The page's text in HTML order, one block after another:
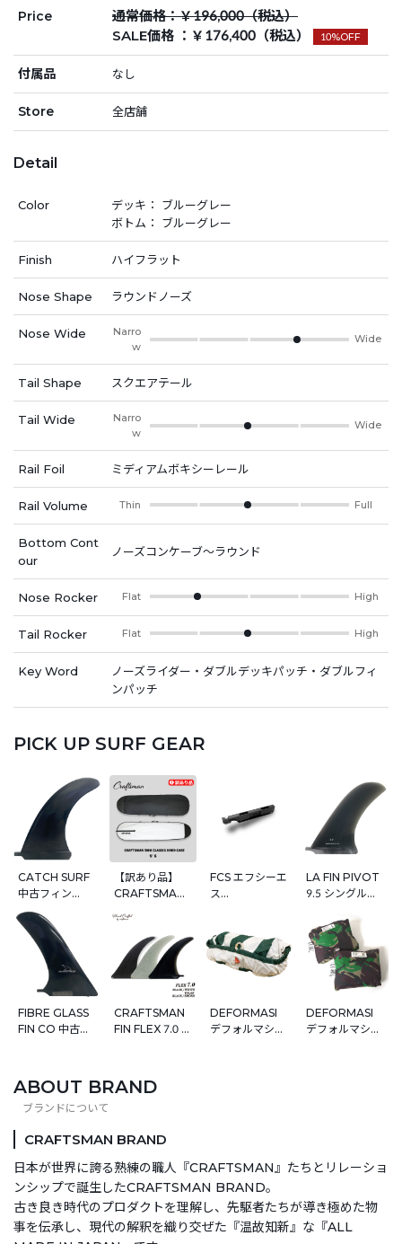
Price
通常価格：￥196,000（税込）
SALE価格 ：￥176,400（税込）
10%OFF
付属品 なし
Store 全店舗
Detail
Color
デッキ： ブルーグレー
ボトム： ブルーグレー
Finish ハイフラット
Nose Shape ラウンドノーズ
Nose Wide
Narro
w
Wide
Tail Shape スクエアテール
Tail Wide
Narro
w
Wide
Rail Foil ミディアムボキシーレール
Rail Volume Thin Full
Bottom Cont
our
ノーズコンケーブ～ラウンド
Nose Rocker Flat High
Tail Rocker Flat High
Key Word
ノーズライダー・ダブルデッキパッチ・ダブルフィ
ンパッチ
PICK UP SURF GEAR
CATCH SURF
中古フィン
SINGLE FIN 9
インチ
【訳あり品】
CRAFTSMAN
5MM CLASSIC
サーフボードケ
ース 9'6 車載保
護・持ち運び対
応 高耐久5mm
パッド仕様 初回
250枚限定 送料
FCS エフシーエ
ス
ADAPTER ロ
ングボードボッ
クスアダプター
LA FIN PIVOT
9.5 シングルフ
ド センターフィ
ン ピボットフィ
ン Pivot Fin
FIBRE GLASS
FIN CO 中古フ
CRAFTSMAN
FIN FLEX 7.0 シ
レングス・ロン
（BLACK/WHI
BLACK/SMOK
E）
DEFORMASI
デフォルマシー
ッキラップ サー
フボードケース
DEFORMASI
デフォルマシー
ABOUT BRAND
CRAFTSMAN BRAND
日本が世界に誇る熟練の職人『CRAFTSMAN』たちとリレーショ
ンシップで誕生したCRAFTSMAN BRAND。
古き良き時代のプロダクトを理解し、先駆者たちが導き極めた物
事を伝承し、現代の解釈を織り交ぜた『温故知新』な『ALL